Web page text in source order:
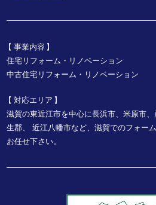
事業内容
住宅リフォーム・リノベーション
中古住宅リフォーム・リノベーション
対応エリア
滋賀の東近江市を中心に長浜市、米原市
生郡、
近江八幡市など、滋賀でのフォー
お任せ下さい。